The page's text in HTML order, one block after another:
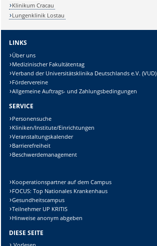
Klinikum Cracau
Lungenklinik Lostau
LINKS
Über uns
Medizinischer Fakultätentag
Verband der Universitätsklinika Deutschlands e.V. (VUD)
Fördervereine
Allgemeine Auftrags- und Zahlungsbedingungen
SERVICE
Personensuche
Kliniken/Institute/Einrichtungen
Veranstaltungskalender
Barrierefreiheit
Beschwerdemanagement
Kooperationspartner auf dem Campus
FOCUS: Top Nationales Krankenhaus
Gesundheitscampus
Teilnehmer UP KRITIS
Hinweise anonym abgeben
DIESE SEITE